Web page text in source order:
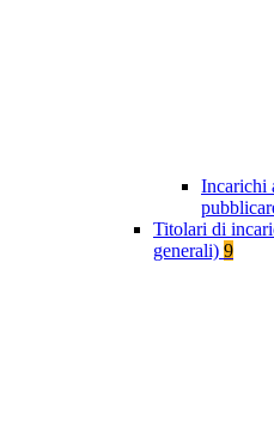
Incarichi
Titolari di
generali) 9